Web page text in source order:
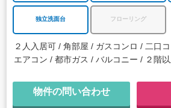
独立洗面台 フローリング
２人入居可 角部屋 ガスコンロ 二口
エアコン
都市ガス バルコニー ２階
物件の問い合わせ